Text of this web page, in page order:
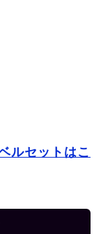
ルセットはこ